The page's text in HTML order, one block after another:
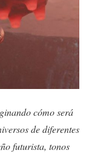
cómo será
de diferentes
futurista, tonos